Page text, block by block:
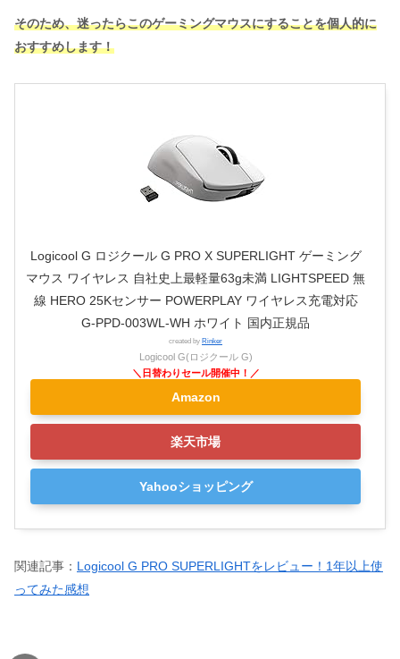
そのため、迷ったらこのゲーミングマウスにすることを個人的に
おすすめします！
Logicool G ロジクール G PRO X SUPERLIGHT ゲーミング
マウス ワイヤレス 自社史上最軽量63g未満 LIGHTSPEED 無
線 HERO 25Kセンサー POWERPLAY ワイヤレス充電対応
G-PPD-003WL-WH ホワイト 国内正規品
created by Rinker
Logicool G(ロジクール G)
Amazon
楽天市場
Yahooショッピング
関連記事： Logicool G PRO SUPERLIGHTをレビュー！1年以上使
ってみた感想